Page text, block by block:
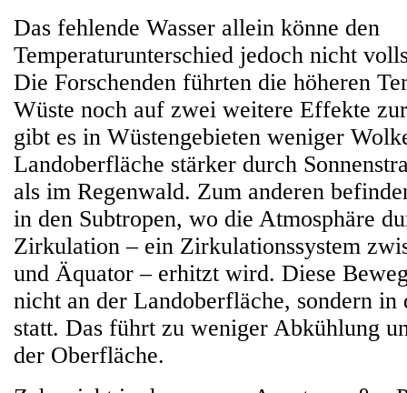
Das fehlende Wasser allein könne den
Temperaturunterschied jedoch nicht
Die Forschenden führten die höheren
Wüste noch auf zwei weitere Effekte
gibt es in Wüstengebieten weniger
Landoberfläche stärker durch
als im Regenwald. Zum anderen
in den Subtropen, wo die Atmosphäre
Zirkulation – ein Zirkulationssystem
und Äquator – erhitzt wird. Diese
nicht an der Landoberfläche, sondern in
statt. Das führt zu weniger Abkühlung
der Oberfläche.